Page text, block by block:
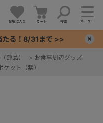
お気に入り カート 検索 メニュー
たる！8/31まで >>
部品） > お食事周辺グッズ
ット（紫）